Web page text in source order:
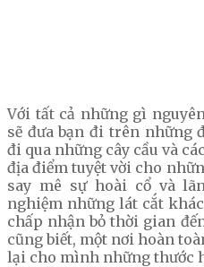
Với tất cả những gì
sẽ đưa bạn đi trên những
đi qua những cây cầu và
địa điểm tuyệt vời cho
say mê sự hoài cổ và
nghiệm những lát cắt
chấp nhận bỏ thời gian
cũng biết, một nơi hoàn
lại cho mình những thước